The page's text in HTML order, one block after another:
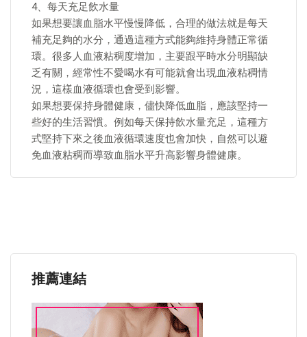
4、每天充足飲水量
如果想要讓血脂水平慢慢降低，合理的做法就是每天
補充足夠的水分，通過這種方式能夠維持身體正常循
環。很多人血液粘稠度增加，主要跟平時水分明顯缺
乏有關，經常性不愛喝水有可能就會出現血液粘稠情
況，這樣血液循環也會受到影響。
如果想要保持身體健康，儘快降低血脂，應該堅持一
些好的生活習慣。例如每天保持飲水量充足，這種方
式堅持下來之後血液循環速度也會加快，自然可以避
免血液粘稠而導致血脂水平升高影響身體健康。
推薦連結